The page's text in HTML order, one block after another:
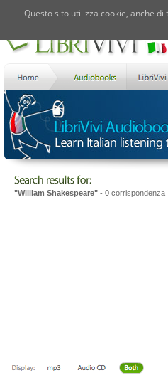
"William Shakespeare" - 0 corrispondenza
Questo sito utilizza cookie, anche